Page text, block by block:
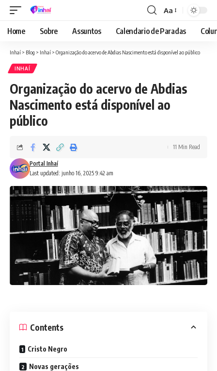
Font
Resizer
Aa
Home Sobre Assuntos Calendario de Paradas
Inhaí > Blog > Inhaí > Organização do acervo de Abdias Nascimento está disponível ao público
INHAÍ
Organização do acervo de Abdias
Nascimento está disponível ao
público
Last updated: junho 16, 2025 9:42 am
Portal Inhaí
11 Min Read
Contents
Cristo Negro
Novas gerações